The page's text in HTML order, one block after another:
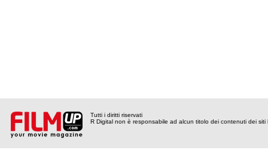
Tutti i diritti riservati
R Digital non è responsabile ad alcun titolo dei contenuti dei siti